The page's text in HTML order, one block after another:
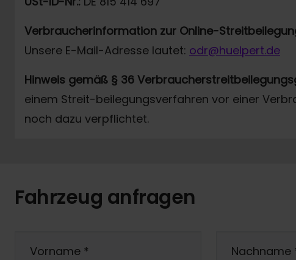
Verbraucherinformation zur Online-
Unsere E-Mail-Adresse lautet: odr@huelpert.de
Hinweis gemäß § 36
einem Streit-beilegungsverfahren vor einer
noch dazu verpflichtet.
Fahrzeug anfragen
Vorname * Nachname